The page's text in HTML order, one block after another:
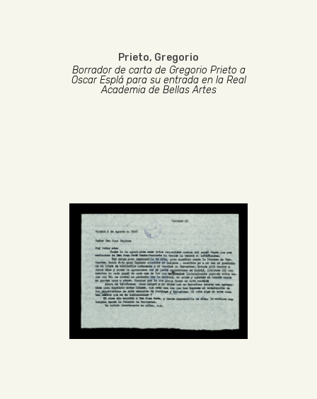
Prieto, Gregorio
Borrador de carta de Gregorio Prieto a
Oscar Esplá para su entrada en la Real
Academia de Bellas Artes